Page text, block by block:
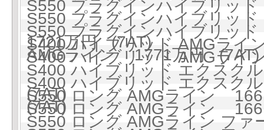
S550 プラグインハイブリッ
S550 プラグインハイブリッ
1721万円 (7AT)
S550 プラグインハイブリッ
AMGライン 1771万円 (7AT)
S400 ハイブリッド AMGラ
S400 ハイブリッド AMGラ
S400 ハイブリッド エクス
(7AT)
S400 ハイブリッド エクス
(7AT)
S550 ロング AMGライン
S550 ロング AMGライン
S550 ロング AMGライン フ